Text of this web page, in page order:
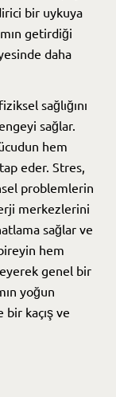
bir uykuya
getirdiği
daha
sağlığını
sağlar.
hem
eder. Stres,
problemlerin
merkezlerini
sağlar ve
hem
genel bir
yoğun
kaçış ve